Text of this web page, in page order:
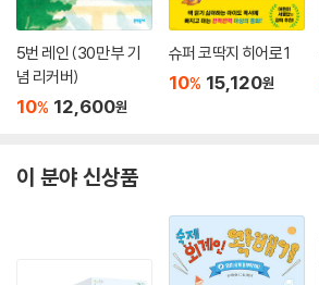
5번 레인 (30만 부 기
념 리커버)
10% 12,600원
슈퍼 코딱지 히어로 1
10% 15,120원
이 분야 신상품